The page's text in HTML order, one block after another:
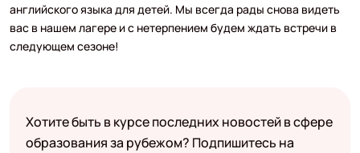
английского языка для детей. Мы всегда рады снова видеть
вас в нашем лагере и с нетерпением будем ждать встречи в
следующем сезоне!
Хотите быть в курсе последних новостей в сфере
образования за рубежом? Подпишитесь на